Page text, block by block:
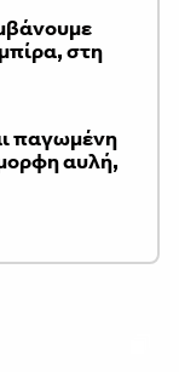
στη
παγωμένη
αυλή,